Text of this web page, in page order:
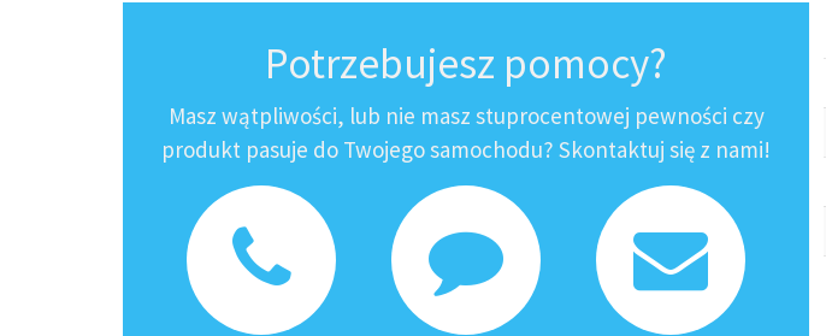
Potrzebujesz pomocy?
Masz wątpliwości, lub nie masz stuprocentowej pewności czy
produkt pasuje do Twojego samochodu? Skontaktuj się z nami!